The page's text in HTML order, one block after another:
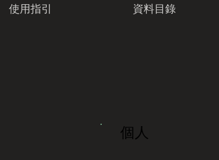
使用指引 資料目錄
個人